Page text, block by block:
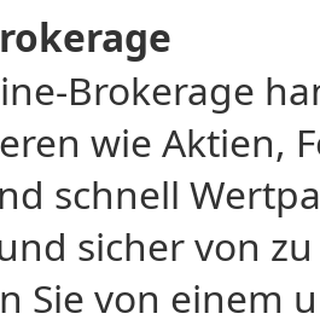
Brokerage
wie Aktien,
schnell
sicher von
Sie von einem